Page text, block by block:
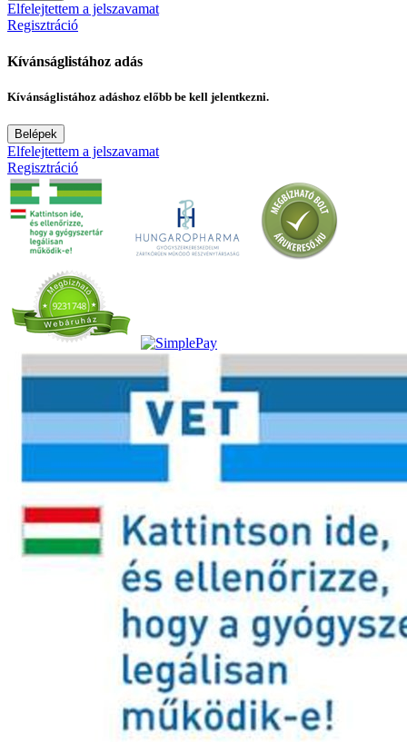
Elfelejtettem a jelszavamat
Regisztráció
Kívánságlistához adás
Kívánságlistához adáshoz előbb be kell jelentkezni.
Belépek
Elfelejtettem a jelszavamat
Regisztráció